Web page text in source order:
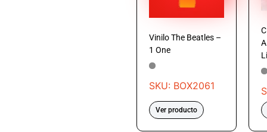
Vinilo The Beatles –
1 One
SKU: BOX2061
Ver producto